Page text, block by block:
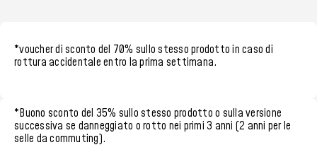
*voucher di sconto del 70% sullo stesso prodotto in caso di
rottura accidentale entro laprima settimana.
*Buono sconto del 35% sullo stesso prodotto o sulla versione
successiva se danneggiato o rotto nei primi 3 anni (2 anni per le
selle da commuting).